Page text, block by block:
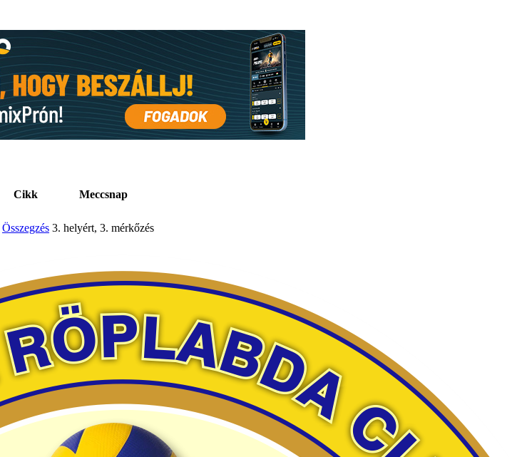
Cikk Meccsnap
Összegzés 3. helyért, 3. mérkőzés